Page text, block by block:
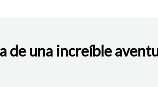
de una increíble